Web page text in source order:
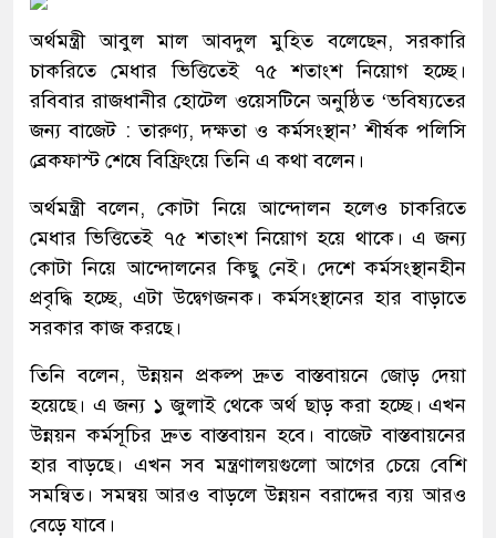
অর্থমন্ত্রী আবুল মাল আবদুল মুহিত বলেছেন, সরকারি
চাকরিতে মেধার ভিত্তিতেই ৭৫ শতাংশ নিয়োগ হচ্ছে।
রবিবার রাজধানীর হোটেল ওয়েসটিনে অনুষ্ঠিত ‘ভবিষ্যতের
জন্য বাজেট : তারুণ্য, দক্ষতা ও কর্মসংস্থান’ শীর্ষক পলিসি
ব্রেকফাস্ট শেষে বিফ্রিংয়ে তিনি এ কথা বলেন।
অর্থমন্ত্রী বলেন, কোটা নিয়ে আন্দোলন হলেও চাকরিতে
মেধার ভিত্তিতেই ৭৫ শতাংশ নিয়োগ হয়ে থাকে। এ জন্য
কোটা নিয়ে আন্দোলনের কিছু নেই। দেশে কর্মসংস্থানহীন
প্রবৃদ্ধি হচ্ছে, এটা উদ্বেগজনক। কর্মসংস্থানের হার বাড়াতে
সরকার কাজ করছে।
তিনি বলেন, উন্নয়ন প্রকল্প দ্রুত বাস্তবায়নে জোড় দেয়া
হয়েছে। এ জন্য ১ জুলাই থেকে অর্থ ছাড় করা হচ্ছে। এখন
উন্নয়ন কর্মসূচির দ্রুত বাস্তবায়ন হবে। বাজেট বাস্তবায়নের
হার বাড়ছে। এখন সব মন্ত্রণালয়গুলো আগের চেয়ে বেশি
সমন্বিত। সমন্বয় আরও বাড়লে উন্নয়ন বরাদ্দের ব্যয় আরও
বেড়ে যাবে।